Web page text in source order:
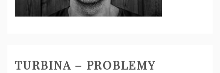
TURBINA – PROBLEMY